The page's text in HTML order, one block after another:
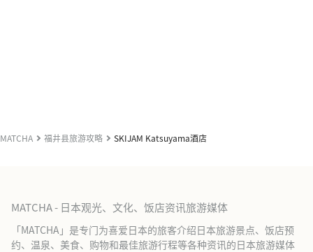
MATCHA 福井县旅游攻略 SKIJAM Katsuyama酒店
MATCHA - 日本观光、文化、饭店资讯旅游媒体
「MATCHA」是专门为喜爱日本的旅客介绍日本旅游景点、饭店预
约、温泉、美食、购物和最佳旅游行程等各种资讯的日本旅游媒体